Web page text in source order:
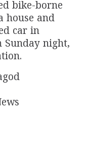
bike-borne
house and
car in
Sunday night,